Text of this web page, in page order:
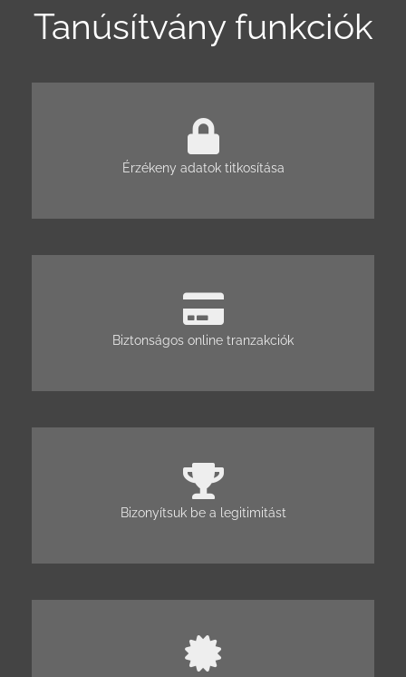
Tanúsítvány funkciók
Érzékeny adatok titkosítása
Biztonságos online tranzakciók
Bizonyítsuk be a legitimitást